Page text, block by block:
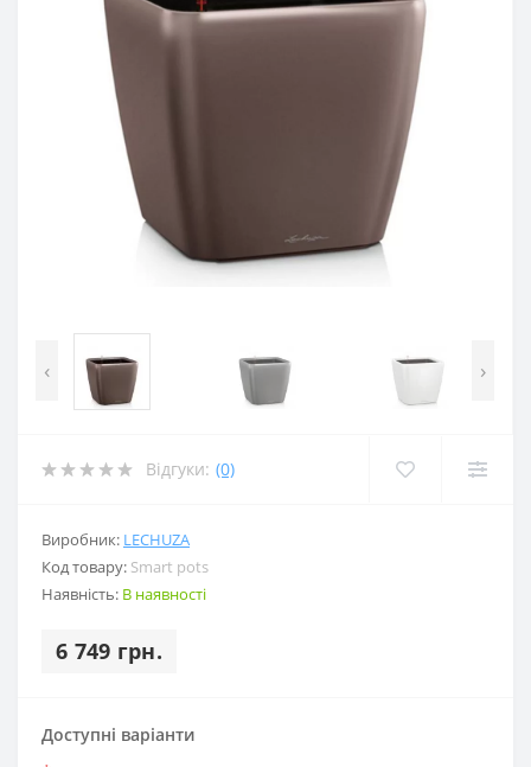
‹ ›
Відгуки: (0)
Виробник: LECHUZA
Код товару: Smart pots
Наявність: В наявності
6 749 грн.
Доступні варіанти